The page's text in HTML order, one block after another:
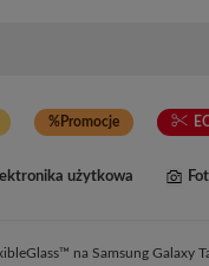
Promocje
użytkowa
na Samsung Galaxy